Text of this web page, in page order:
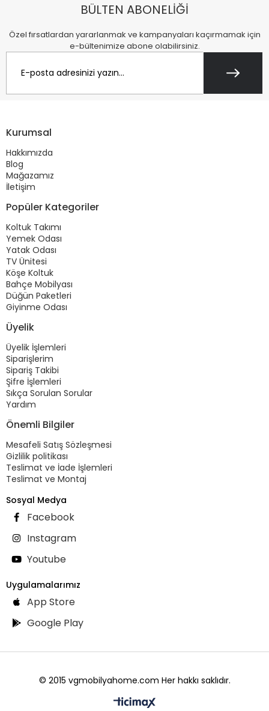
BÜLTEN ABONELİĞİ
Özel fırsatlardan yararlanmak ve kampanyaları kaçırmamak için
e-bültenimize abone olabilirsiniz.
Kurumsal
Hakkımızda
Blog
Mağazamız
İletişim
Popüler Kategoriler
Koltuk Takımı
Yemek Odası
Yatak Odası
TV Ünitesi
Köşe Koltuk
Bahçe Mobilyası
Düğün Paketleri
Giyinme Odası
Üyelik
Üyelik İşlemleri
Siparişlerim
Sipariş Takibi
Şifre İşlemleri
Sıkça Sorulan Sorular
Yardım
Önemli Bilgiler
Mesafeli Satış Sözleşmesi
Gizlilik politikası
Teslimat ve İade İşlemleri
Teslimat ve Montaj
Sosyal Medya
Facebook
Instagram
Youtube
Uygulamalarımız
App Store
Google Play
© 2015 vgmobilyahome.com Her hakkı saklıdır.